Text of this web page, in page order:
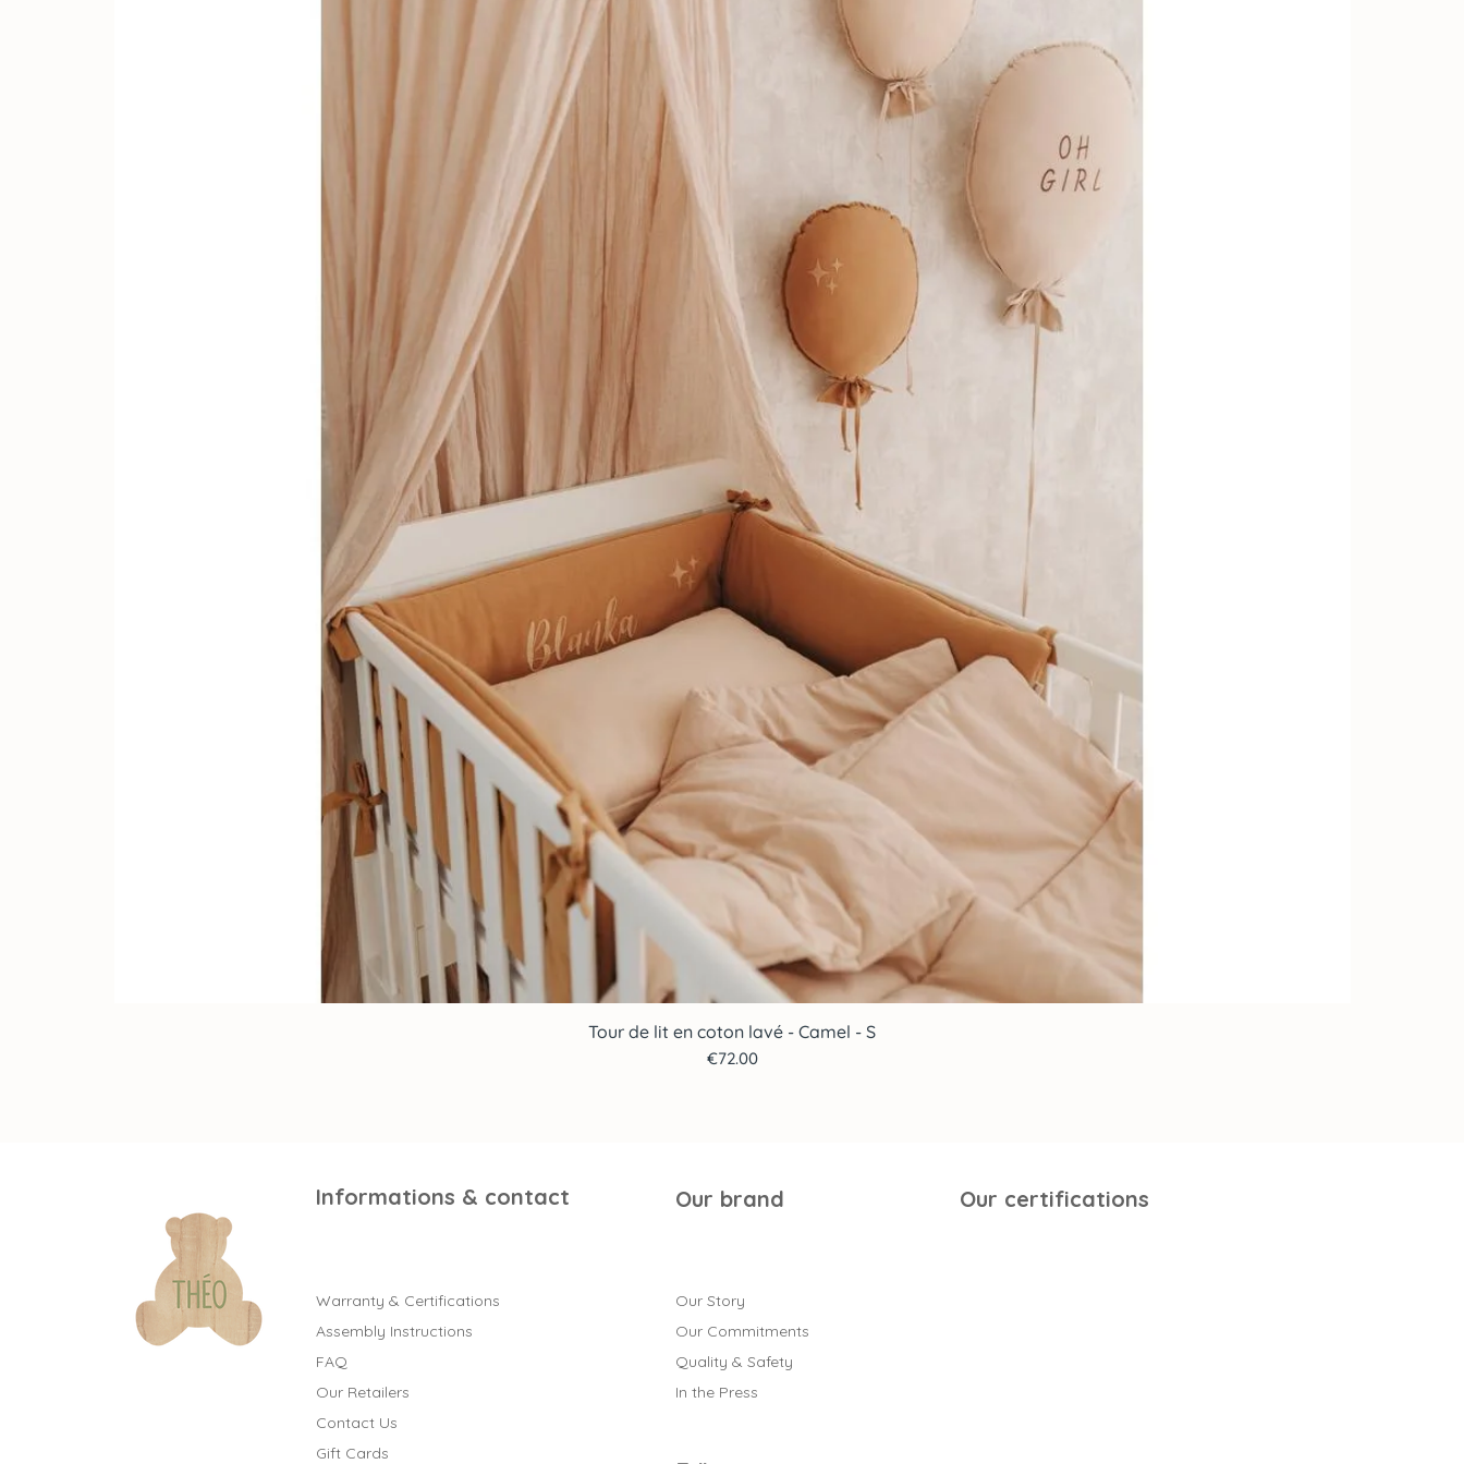
Quick View
Tour de lit en coton lavé - Camel - S
Price
€72.00
Informations & contact
Warranty & Certifications
Assembly Instructions
FAQ
Our Retailers
Contact Us
Gift Cards
Our brand Our certifications
Our Story
Our Commitments
Quality & Safety
In the Press